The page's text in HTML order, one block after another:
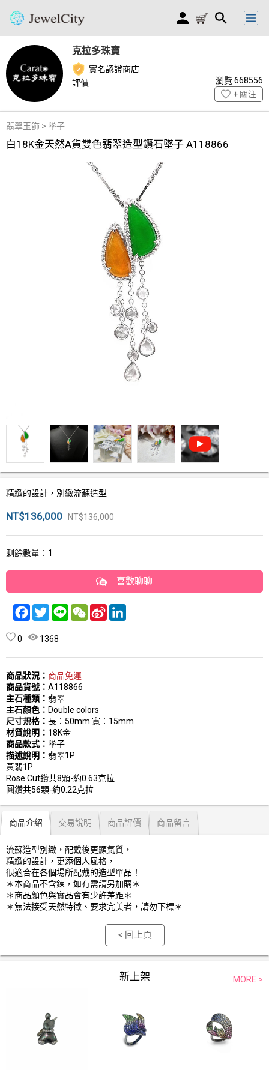
克拉多珠寶
實名認證商店
評價
瀏覽 668556
+ 關注
翡翠玉飾 > 墬子
白18K金天然A貨雙色翡翠造型鑽石墜子 A118866
精緻的設計，別緻流蘇造型
NT$136,000 NT$136,000
剩餘數量：1
喜歡聊聊
Facebook
TwitterLine WeChat
Sina
Weibo
0 1368
商品狀況： 商品免運
商品貨號： A118866
主石種類： 翡翠
主石顏色： Double colors
尺寸規格： 長：50mm 寬：15mm
材質說明： 18K金
商品款式： 墬子
描述說明： 翡翠1P
黃翡1P
Rose Cut鑽共8顆-約0.63克拉
圓鑽共56顆-約0.22克拉
商品介紹 交易說明 商品評價 商品留言
流蘇造型別緻，配戴後更顯氣質，
精緻的設計，更添個人風格，
很適合在各個場所配戴的造型單品！
＊本商品不含鍊，如有需請另加購＊
＊商品顏色與實品會有少許差距＊
＊無法接受天然特徵、要求完美者，請勿下標＊
< 回上頁
MORE >
新上架